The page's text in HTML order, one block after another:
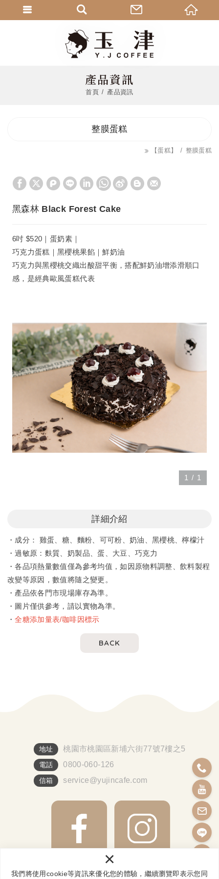
我們將使用cookie等資訊來優化您的體驗，繼續瀏覽即表示您同
×
產品資訊
首頁 產品資訊
整膜蛋糕
【蛋糕】 整膜蛋糕
黑森林 Black Forest Cake
6吋 $520｜蛋奶素｜
巧克力蛋糕｜黑櫻桃果餡｜鮮奶油
巧克力與黑櫻桃交織出酸甜平衡，搭配鮮奶油增添滑順口
感，是經典歐風蛋糕代表
1 / 1
詳細介紹
・成分： 雞蛋、糖、麵粉、可可粉、奶油、黑櫻桃、檸檬汁
・過敏原：麩質、奶製品、蛋、大豆、巧克力
・各品項熱量數值僅為參考均值，如因原物料調整、飲料製程
改變等原因，數值將隨之變更。
・產品依各門市現場庫存為準。
・圖片僅供參考，請以實物為準。
・全糖添加量表/咖啡因標示
BACK
地址 桃園市桃園區新埔六街77號7樓之5
電話 0800-060-126
信箱 service@yujincafe.com